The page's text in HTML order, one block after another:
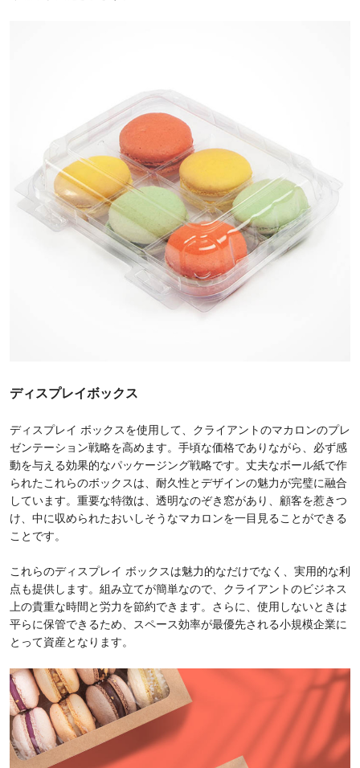
ディスプレイボックス
ディスプレイ ボックスを使用して、クライアントのマカロンのプレ
ゼンテーション戦略を高めます。手頃な価格でありながら、必ず感
動を与える効果的なパッケージング戦略です。丈夫なボール紙で作
られたこれらのボックスは、耐久性とデザインの魅力が完璧に融合
しています。重要な特徴は、透明なのぞき窓があり、顧客を惹きつ
け、中に収められたおいしそうなマカロンを一目見ることができる
ことです。
これらのディスプレイ ボックスは魅力的なだけでなく、実用的な利
点も提供します。組み立てが簡単なので、クライアントのビジネス
上の貴重な時間と労力を節約できます。さらに、使用しないときは
平らに保管できるため、スペース効率が最優先される小規模企業に
とって資産となります。